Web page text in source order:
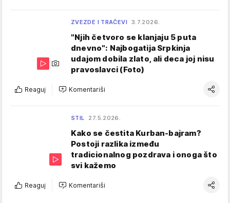
ZVEZDE I TRAČEVI 3.7.2026.
"Njih četvoro se klanjaju 5 puta
dnevno": Najbogatija Srpkinja
udajom dobila zlato, ali deca joj nisu
pravoslavci (Foto)
Reaguj Komentariši
STIL 27.5.2026.
Kako se čestita Kurban-bajram?
Postoji razlika između
tradicionalnog pozdrava i onoga što
svi kažemo
Reaguj Komentariši